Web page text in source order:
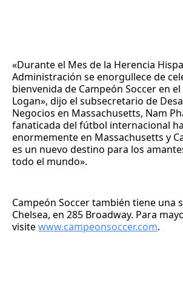
«Durante el Mes de la Herencia
Administración se enorgullece de
bienvenida de Campeón Soccer en
Logan», dijo el subsecretario de
Negocios en Massachusetts, Nam
fanaticada del fútbol internacional
enormemente en Massachusetts y
es un nuevo destino para los
todo el mundo».
Campeón Soccer también tiene una
Chelsea, en 285 Broadway. Para
visitewww.campeonsoccer.com.